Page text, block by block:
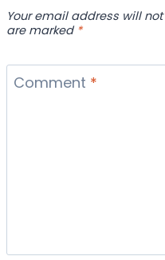
Your email address will
are marked *
Comment *